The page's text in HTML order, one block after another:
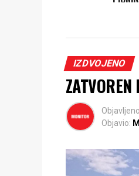
IZDVOJENO
Objavio: